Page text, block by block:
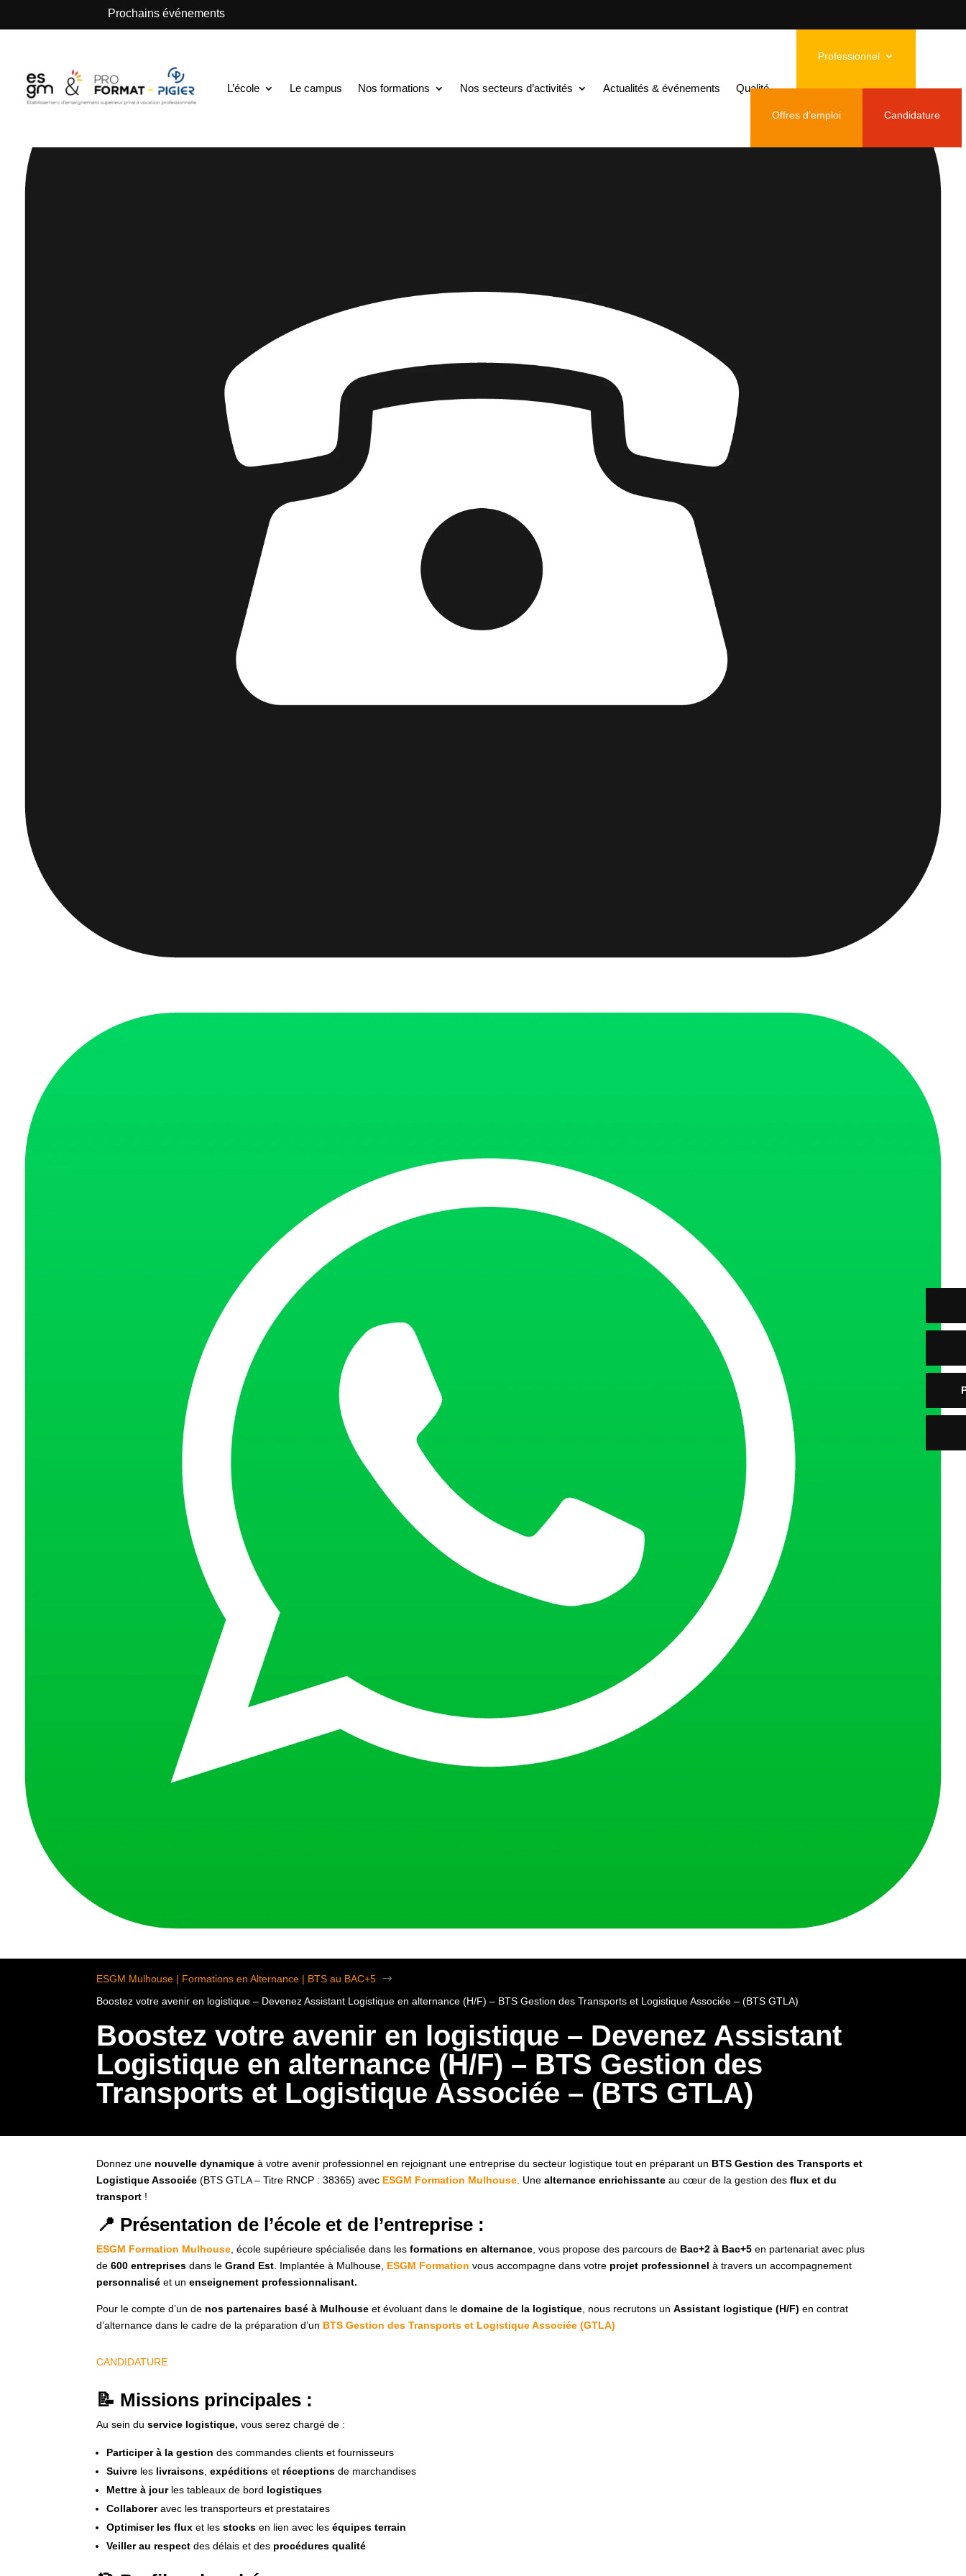
Prochains événements
L’école Le campus Nos formations Nos secteurs d’activités Actualités & événements Qualité
Professionnel
Offres d’emploi Candidature
ESGM Mulhouse | Formations en Alternance | BTS au BAC+5
$
Boostez votre avenir en logistique – Devenez Assistant Logistique en alternance (H/F) – BTS Gestion des Transports et Logistique Associée – (BTS GTLA)
Boostez votre avenir en logistique – Devenez Assistant
Logistique en alternance (H/F) – BTS Gestion des
Transports et Logistique Associée – (BTS GTLA)
Donnez une nouvelle dynamique à votre avenir professionnel en rejoignant une entreprise du secteur logistique tout en préparant un BTS Gestion des Transports et
Logistique Associée (BTS GTLA – Titre RNCP : 38365) avec ESGM Formation Mulhouse . Unealternance enrichissante au cœur de la gestion desflux et du
transport !
📍 Présentation de l’école et de l’entreprise :
ESGM Formation Mulhouse , école supérieure spécialisée dans lesformations en alternance , vous propose des parcours de Bac+2 à Bac+5en partenariat avec plus
de 600 entreprises dans leGrand Est . Implantée à Mulhouse, ESGM Formation vous accompagne dans votre projet professionnelà travers un accompagnement
personnaliséet un enseignement professionnalisant.
Pour le compte d’un de nos partenaires basé à Mulhouse et évoluant dans ledomaine de la logistique , nous recrutons unAssistant logistique (H/F) en contrat
d’alternance dans le cadre de la préparation d’un BTS Gestion des Transports et Logistique Associée (GTLA)
CANDIDATURE
📝 Missions principales :
Au sein duservice logistique, vous serez chargé de :
Participer à la gestion des commandes clients et fournisseurs
Suivre les livraisons ,expéditions et réceptions de marchandises
Mettre à jourles tableaux de bord logistiques
Collaboreravec les transporteurs et prestataires
Optimiser les fluxet lesstocks en lien avec leséquipes terrain
Veiller au respectdes délais et des procédures qualité